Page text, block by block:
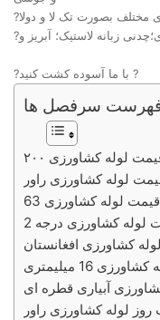
مختلف بصورت تک لا و دولا
?با ما آسوده کشت کنید ?
سرفصل ها
لوله کشاورزی ۲۰۰
لوله کشاورزی راور
لوله کشاورزی 63
کشاورزی درجه 2
کشاورزی افغانستان
میلیمتری
آبیاری قطره ای
لوله کشاورزی راور